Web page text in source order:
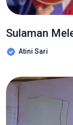
Sulaman
Atini Sari